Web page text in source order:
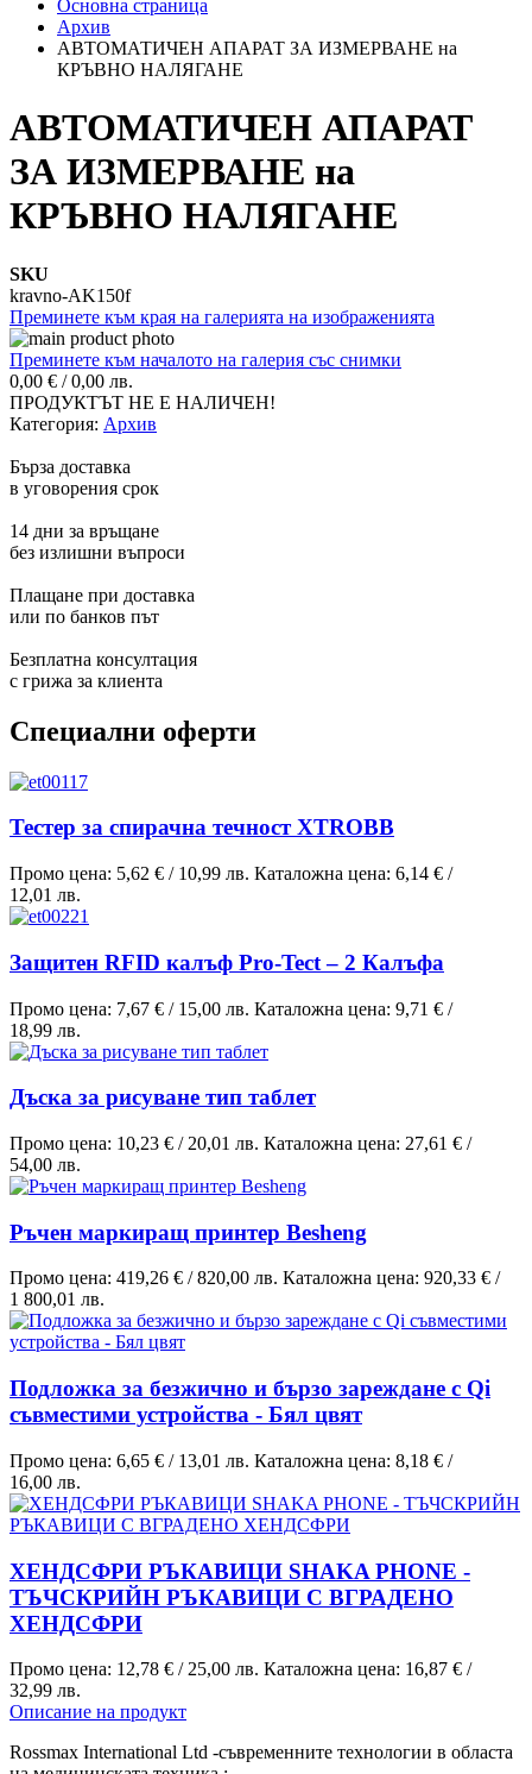
Основна страница
Архив
АВТОМАТИЧЕН АПАРАТ ЗА ИЗМЕРВАНЕ на
КРЪВНО НАЛЯГАНЕ
АВТОМАТИЧЕН АПАРАТ
ЗА ИЗМЕРВАНЕ на
КРЪВНО НАЛЯГАНЕ
SKU
kravno-AK150f
Преминете към края на галерията на изображенията
Преминете към началото на галерия със снимки
0,00 € /0,00 лв.
ПРОДУКТЪТ НЕ Е НАЛИЧЕН!
Категория: Архив
Бърза доставка
в уговорения срок
14 дни за връщане
без излишни въпроси
Плащане при доставка
или по банков път
Безплатна консултация
с грижа за клиента
Специални оферти
Тестер за спирачна течност XTROBB
Промо цена: 5,62 € / 10,99 лв. Каталожна цена: 6,14 € /
12,01 лв.
Защитен RFID калъф Pro-Tect – 2 Калъфа
Промо цена: 7,67 € / 15,00 лв. Каталожна цена: 9,71 € /
18,99 лв.
Дъска за рисуване тип таблет
Промо цена: 10,23 € / 20,01 лв. Каталожна цена: 27,61 € /
54,00 лв.
Ръчен маркиращ принтер Besheng
Промо цена: 419,26 € /820,00 лв. Каталожна цена: 920,33 € /
1 800,01 лв.
Подложка за безжично и бързо зареждане с Qi
съвместими устройства - Бял цвят
Промо цена: 6,65 € / 13,01 лв. Каталожна цена: 8,18 € /
16,00 лв.
ХЕНДСФРИ РЪКАВИЦИ SHAKA PHONE -
ТЪЧСКРИЙН РЪКАВИЦИ С ВГРАДЕНО
ХЕНДСФРИ
Промо цена: 12,78 € / 25,00 лв. Каталожна цена: 16,87 € /
32,99 лв.
Описание на продукт
Rossmax International Ltd -съвременните технологии в областа